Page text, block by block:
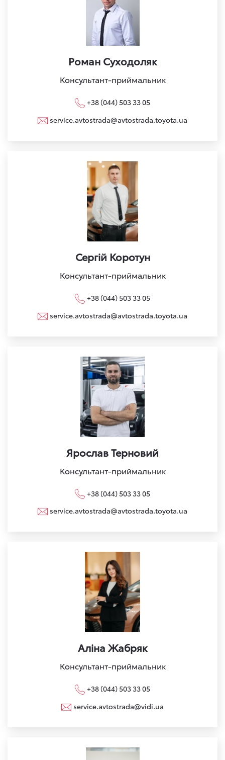
Роман Суходоляк
Консультант-приймальник
+38 (044) 503 33 05
service.avtostrada@avtostrada.toyota.ua
Сергій Коротун
Консультант-приймальник
+38 (044) 503 33 05
service.avtostrada@avtostrada.toyota.ua
Ярослав Терновий
Консультант-приймальник
+38 (044) 503 33 05
service.avtostrada@avtostrada.toyota.ua
Аліна Жабряк
Консультант-приймальник
+38 (044) 503 33 05
service.avtostrada@vidi.ua